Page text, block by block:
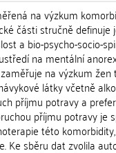
na výzkum
části stručně
a bio-psycho-socio-
na mentální
na výzkum
látky včetně
příjmu potravy a
příjmu potravy je
této
Ke sběru dat zvolila